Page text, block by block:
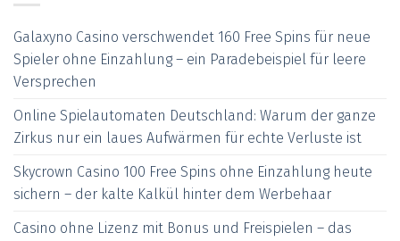
Galaxyno Casino verschwendet 160 Free Spins für neue
Spieler ohne Einzahlung – ein Paradebeispiel für leere
Versprechen
Online Spielautomaten Deutschland: Warum der ganze
Zirkus nur ein laues Aufwärmen für echte Verluste ist
Skycrown Casino 100 Free Spins ohne Einzahlung heute
sichern – der kalte Kalkül hinter dem Werbehaar
Casino ohne Lizenz mit Bonus und Freispielen – das